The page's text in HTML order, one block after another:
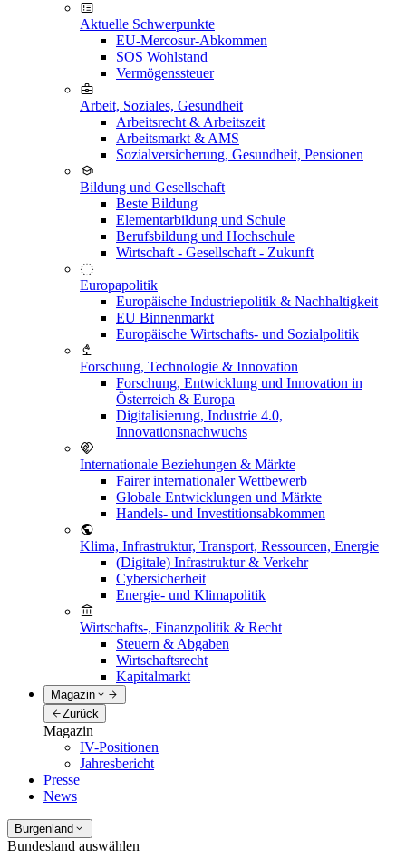
Aktuelle Schwerpunkte
EU-Mercosur-Abkommen
SOS Wohlstand
Vermögenssteuer
Arbeit, Soziales, Gesundheit
Arbeitsrecht & Arbeitszeit
Arbeitsmarkt & AMS
Sozialversicherung, Gesundheit, Pensionen
Bildung und Gesellschaft
Beste Bildung
Elementarbildung und Schule
Berufsbildung und Hochschule
Wirtschaft - Gesellschaft - Zukunft
Europapolitik
Europäische Industriepolitik & Nachhaltigkeit
EU Binnenmarkt
Europäische Wirtschafts- und Sozialpolitik
Forschung, Technologie & Innovation
Forschung, Entwicklung und Innovation in
Österreich & Europa
Digitalisierung, Industrie 4.0,
Innovationsnachwuchs
Internationale Beziehungen & Märkte
Fairer internationaler Wettbewerb
Globale Entwicklungen und Märkte
Handels- und Investitionsabkommen
Klima, Infrastruktur, Transport, Ressourcen, Energie
(Digitale) Infrastruktur & Verkehr
Cybersicherheit
Energie- und Klimapolitik
Wirtschafts-, Finanzpolitik & Recht
Steuern & Abgaben
Wirtschaftsrecht
Kapitalmarkt
Magazin
Zurück
Magazin
IV-Positionen
Jahresbericht
Presse
News
Burgenland
Bundesland auswählen